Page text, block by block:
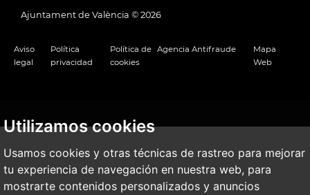
Utilizamos cookies
Usamos cookies y otras técnicas de rastreo para mejorar
tu experiencia de navegación en nuestra web, para
mostrarte contenidos personalizados y anuncios
Ajuntament de València © 2026
Aviso
legal
Política
privacidad
Política de
cookies
Agencia Antifraude
Mapa
Web